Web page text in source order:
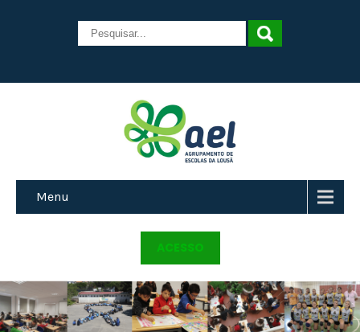
Menu
ACESSO